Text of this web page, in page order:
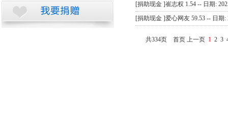
[捐助现金 ]崔志权 1.54 -- 日期:
[捐助现金 ]爱心网友 59.53 -- 日期:
共334页 首页 上一页 1 2 3